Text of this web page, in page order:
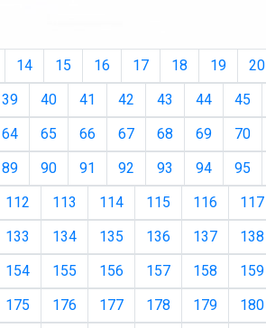
14 15 16 17 18 19 20
39 40 41 42 43 44 45
64 65 66 67 68 69 70
89 90 91 92 93 94 95
112 113 114 115 116 117
133 134 135 136 137 138
154 155 156 157 158 159
175 176 177 178 179 180